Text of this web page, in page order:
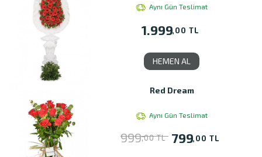
Aynı Gün Teslimat
1.999,00 TL
HEMEN AL
Red Dream
Aynı Gün Teslimat
999,00 TL 799,00 TL